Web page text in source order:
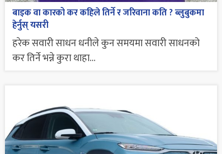
बाइक वा कारको कर कहिले तिर्ने र जरिवाना कति ? ब्लुबुकमा
हेर्नुस् यसरी
हरेक सवारी साधन धनीले कुन समयमा सवारी साधनको
कर तिर्ने भन्ने कुरा थाहा...